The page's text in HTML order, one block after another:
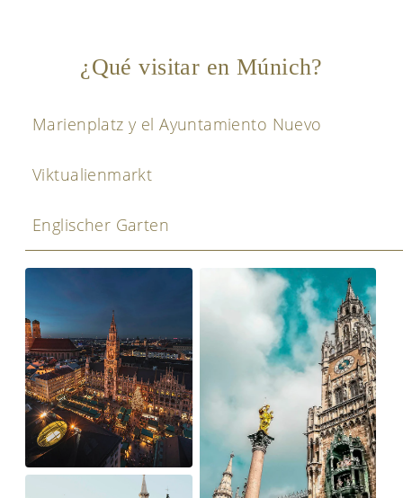
¿Qué visitar en Múnich?
Marienplatz y el Ayuntamiento Nuevo
Viktualienmarkt
Englischer Garten